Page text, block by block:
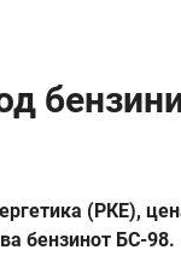
(РКЕ),
бензинот БС-98.